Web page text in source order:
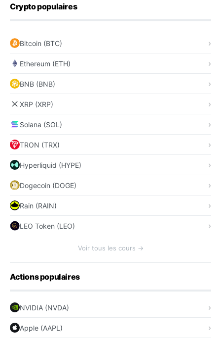
Crypto populaires
Bitcoin (BTC)
Ethereum (ETH)
BNB (BNB)
XRP (XRP)
Solana (SOL)
TRON (TRX)
Hyperliquid (HYPE)
Dogecoin (DOGE)
Rain (RAIN)
LEO Token (LEO)
Voir tous les cours →
Actions populaires
NVIDIA (NVDA)
Apple (AAPL)